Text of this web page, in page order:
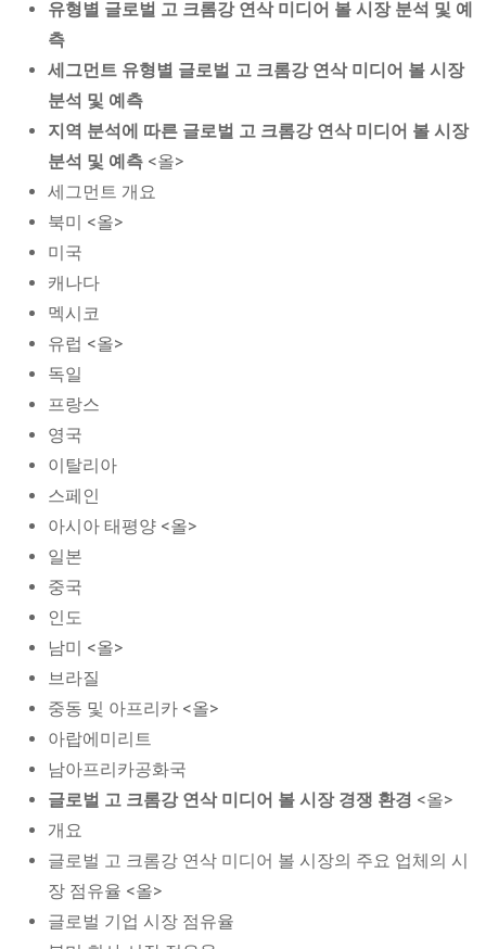
유형별 글로벌 고 크롬강 연삭 미디어 볼 시장 분석 및 예
측
세그먼트 유형별 글로벌 고 크롬강 연삭 미디어 볼 시장
분석 및 예측
지역 분석에 따른 글로벌 고 크롬강 연삭 미디어 볼 시장
분석 및 예측 <올>
세그먼트 개요
북미 <올>
미국
캐나다
멕시코
유럽 <올>
독일
프랑스
영국
이탈리아
스페인
아시아 태평양 <올>
일본
중국
인도
남미 <올>
브라질
중동 및 아프리카 <올>
아랍에미리트
남아프리카공화국
글로벌 고 크롬강 연삭 미디어 볼 시장 경쟁 환경 <올>
개요
글로벌 고 크롬강 연삭 미디어 볼 시장의 주요 업체의 시
장 점유율 <올>
글로벌 기업 시장 점유율